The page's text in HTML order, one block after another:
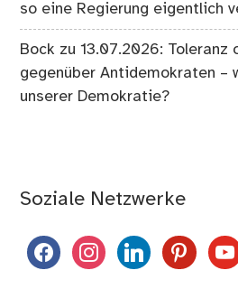
so eine Regierung eigentlich
Bock zu13.07.2026: Toleranz
gegenüber Antidemokraten –
unserer Demokratie?
Soziale Netzwerke
facebookinstagramlinkedinpinterest